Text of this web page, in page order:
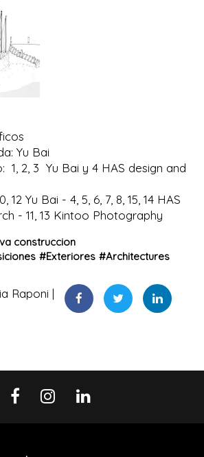
Yu Bai
1, 2, 3 Yu Bai y 4 HAS design and
12 Yu Bai - 4, 5, 6, 7, 8, 15, 14 HAS
- 11, 13 Kintoo Photography
construccion
#Exteriores #Architectures
Raponi